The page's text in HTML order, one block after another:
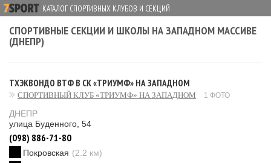
КАТАЛОГ СПОРТИВНЫХ КЛУБОВ И СЕКЦИЙ
СПОРТИВНЫЕ СЕКЦИИ И ШКОЛЫ НА ЗАПАДНОМ МАССИВЕ
(ДНЕПР)
ТХЭКВОНДО ВТФ В СК «ТРИУМФ» НА ЗАПАДНОМ
СПОРТИВНЫЙ КЛУБ «ТРИУМФ» НА ЗАПАДНОМ 1 ФОТО
ДНЕПР
улица Буденного, 54
(098) 886-71-80
Покровская (2.2 км)